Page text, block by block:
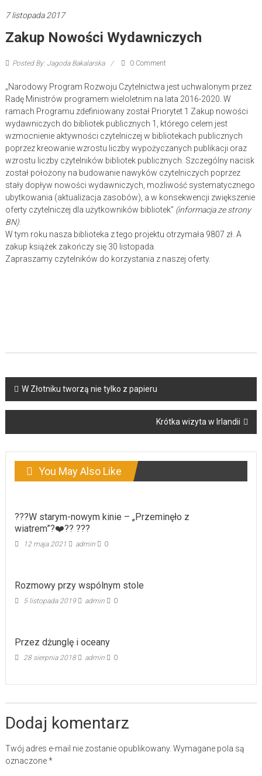
7 listopada 2017
Zakup Nowości Wydawniczych
Posted By: Jagoda Bakalarska 0 Comment
„Narodowy Program Rozwoju Czytelnictwa jest uchwalonym przez
Radę Ministrów programem wieloletnim na lata 2016-2020. W
ramach Programu zdefiniowany został Priorytet 1 Zakup nowości
wydawniczych do bibliotek publicznych 1, którego celem jest
wzmocnienie aktywności czytelniczej w bibliotekach publicznych
poprzez kreowanie wzrostu liczby wypożyczanych publikacji oraz
wzrostu liczby czytelników bibliotek publicznych. Szczególny nacisk
został położony na budowanie nawyków czytelniczych poprzez
stały dopływ nowości wydawniczych, możliwość systematycznego
ubytkowania (aktualizacja zasobów), a w konsekwencji zwiększenie
oferty czytelniczej dla użytkowników bibliotek” (informacja ze strony
BN).
W tym roku nasza biblioteka z tego projektu otrzymała 9807 zł. A
zakup książek zakończy się 30 listopada.
Zapraszamy czytelników do korzystania z naszej oferty.
Post
navigation
W Złotniku tworzą nie tylko z papieru
Krótka wizyta w Irlandii
You May Also Like
???W starym-nowym kinie – „Przeminęło z
wiatrem”?‍❤️‍?‍? ???
12 maja 2021 admin 0
Rozmowy przy wspólnym stole
5 listopada 2019 admin 0
Przez dżunglę i oceany
28 sierpnia 2018 admin 0
Dodaj komentarz
Twój adres e-mail nie zostanie opublikowany. Wymagane pola są
oznaczone*